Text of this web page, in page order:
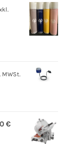
MWSt.
€